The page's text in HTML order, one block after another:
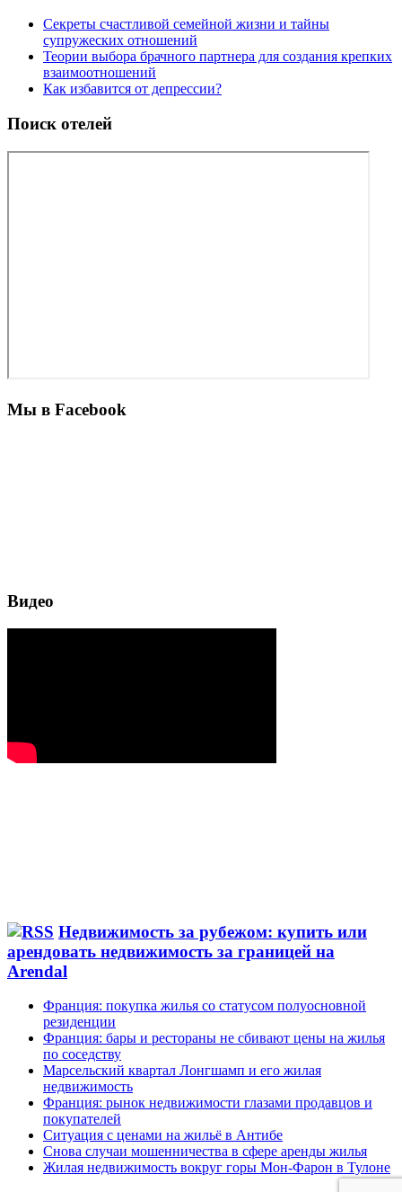
Секреты счастливой семейной жизни и тайны
супружеских отношений
Теории выбора брачного партнера для создания крепких
взаимоотношений
Как избавится от депрессии?
Поиск отелей
Мы в Facebook
Видео
Недвижимость за рубежом: купить или
арендовать недвижимость за границей на
Arendal
Франция: покупка жилья со статусом полуосновной
резиденции
Франция: бары и рестораны не сбивают цены на жилья
по соседству
Марсельский квартал Лонгшамп и его жилая
недвижимость
Франция: рынок недвижимости глазами продавцов и
покупателей
Ситуация с ценами на жильё в Антибе
Снова случаи мошенничества в сфере аренды жилья
Жилая недвижимость вокруг горы Мон-Фарон в Тулоне